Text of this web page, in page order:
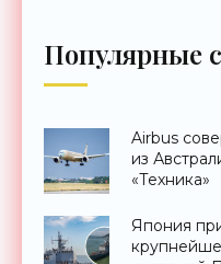
Популярные
Airbus
из
«Техника»
Япония